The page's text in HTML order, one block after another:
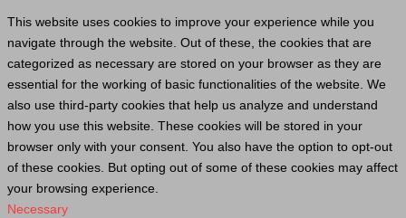
This website uses cookies to improve your experience while you
navigate through the website. Out of these, the cookies that are
categorized as necessary are stored on your browser as they are
essential for the working of basic functionalities of the website. We
also use third-party cookies that help us analyze and understand
how you use this website. These cookies will be stored in your
browser only with your consent. You also have the option to opt-out
of these cookies. But opting out of some of these cookies may affect
your browsing experience.
Necessary